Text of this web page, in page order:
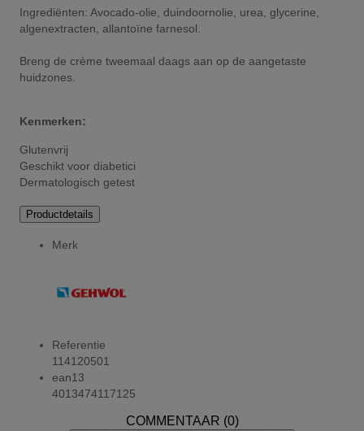
Ingrediënten: Avocado-olie, duindoornolie, urea, glycerine,
algenextracten, allantoïne farnesol.
Breng de crème tweemaal daags aan op de aangetaste
huidzones.
Kenmerken:
Glutenvrij
Geschikt voor diabetici
Dermatologisch getest
Productdetails
Merk
Referentie
114120501
ean13
4013474117125
COMMENTAAR (0)